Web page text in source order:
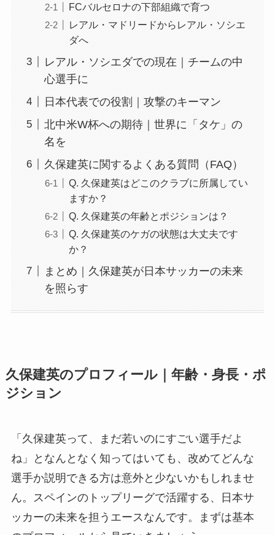
FCバルセロナの下部組織で育つ
レアル・マドリードからレアル・ソシエ
ダへ
レアル・ソシエダでの現在｜チームの中
心選手に
日本代表での役割｜攻撃のキーマン
北中米W杯への期待｜世界に「タケ」の
名を
久保建英に関するよくある質問（FAQ）
Q. 久保建英はどこのクラブに所属してい
ますか？
Q. 久保建英の年齢とポジションは？
Q. 久保建英のケガの状態は大丈夫です
か？
まとめ｜久保建英が日本サッカーの未来
を照らす
久保建英のプロフィール｜年齢・身長・ポ
ジション
「久保建英って、まだ若いのにすごい選手だよ
ね」となんとなく知ってはいても、改めてどんな
選手か説明できる方は意外と少ないかもしれませ
ん。スペインのトップリーグで活躍する、日本サ
ッカーの未来を担うエースなんです。まずは基本